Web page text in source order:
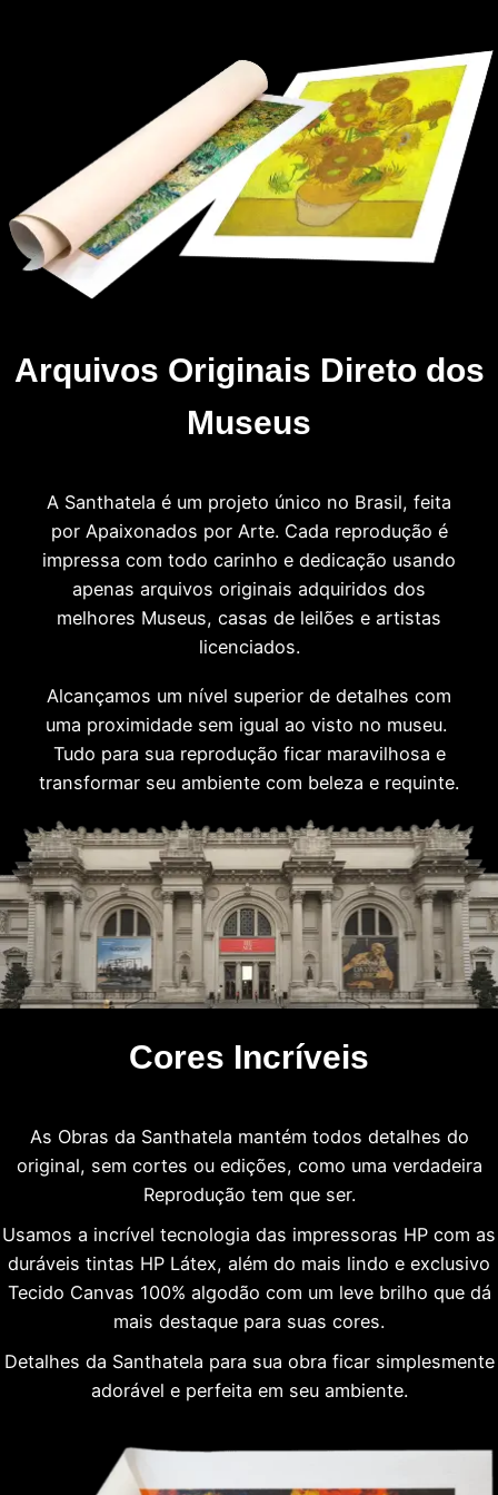
Arquivos Originais Direto dos
Museus
A Santhatela é um projeto único no Brasil, feita
por Apaixonados por Arte. Cada reprodução é
impressa com todo carinho e dedicação usando
apenas arquivos originais adquiridos dos
melhores Museus, casas de leilões e artistas
licenciados.
Alcançamos um nível superior de detalhes com
uma proximidade sem igual ao visto no museu.
Tudo para sua reprodução ficar maravilhosa e
transformar seu ambiente com beleza e requinte.
Cores Incríveis
As Obras da Santhatela mantém todos detalhes do
original, sem cortes ou edições, como uma verdadeira
Reprodução tem que ser.
Usamos a incrível tecnologia das impressoras HP com as
duráveis tintas HP Látex, além do mais lindo e exclusivo
Tecido Canvas 100% algodão com um leve brilho que dá
mais destaque para suas cores.
Detalhes da Santhatela para sua obra ficar simplesmente
adorável e perfeita em seu ambiente.